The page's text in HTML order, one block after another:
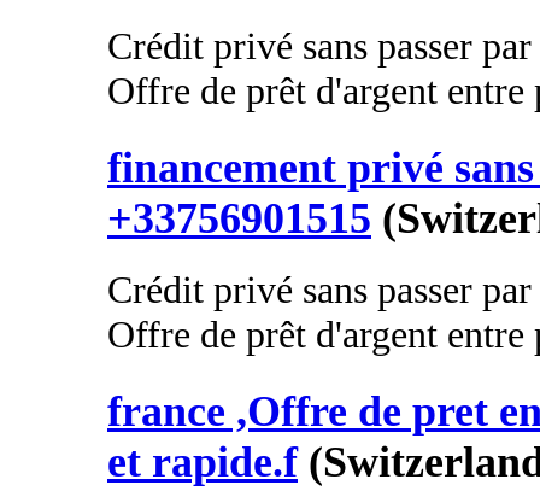
Crédit privé sans passer
Offre de prêt d'argent
financement privé
+33756901515
Crédit privé sans passer
Offre de prêt d'argent
france ,Offre de pret
et rapide.f